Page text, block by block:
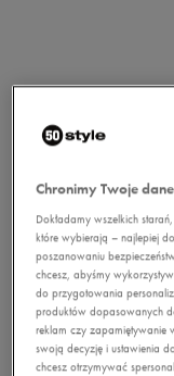
Chronimy Twoje dane
Dokładamy wszelkich
które wybierają – najlepiej
poszanowaniu
chcesz, abyśmy
do przygotowania
produktów dopasowanych
reklam czy zapamiętywanie
swoją decyzję i ustawienia
chcesz otrzymywać